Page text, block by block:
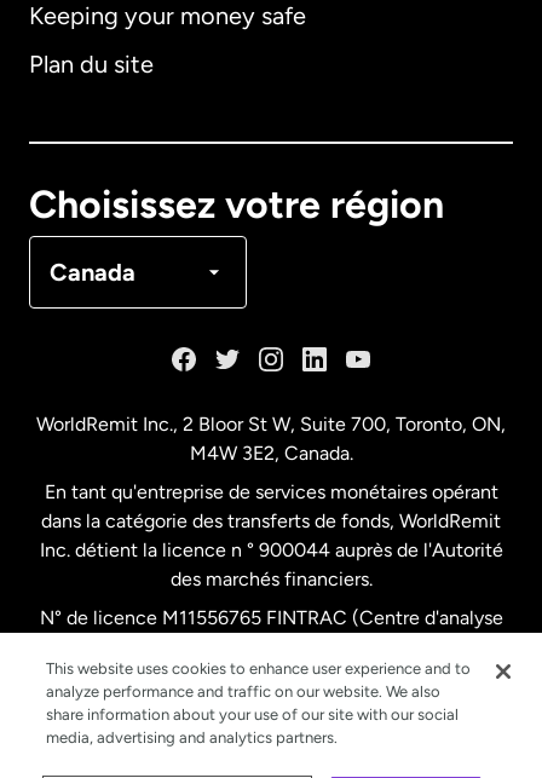
Keeping your money safe
Plan du site
Choisissez votre région
Canada
Allemagne
Français
États-Unis Español
France
Malaisie
WorldRemit Inc., 2 Bloor St W, Suite 700, Toronto, ON,
M4W 3E2, Canada.
En tant qu'entreprise de services monétaires opérant
dans la catégorie des transferts de fonds, WorldRemit
Inc. détient la licence n ° 900044 auprès de l'Autorité
des marchés financiers.
N° de licence M11556765 FINTRAC (Centre d'analyse
This website uses cookies to enhance user experience and to
analyze performance and traffic on our website. We also
share information about your use of our site with our social
media, advertising and analytics partners.